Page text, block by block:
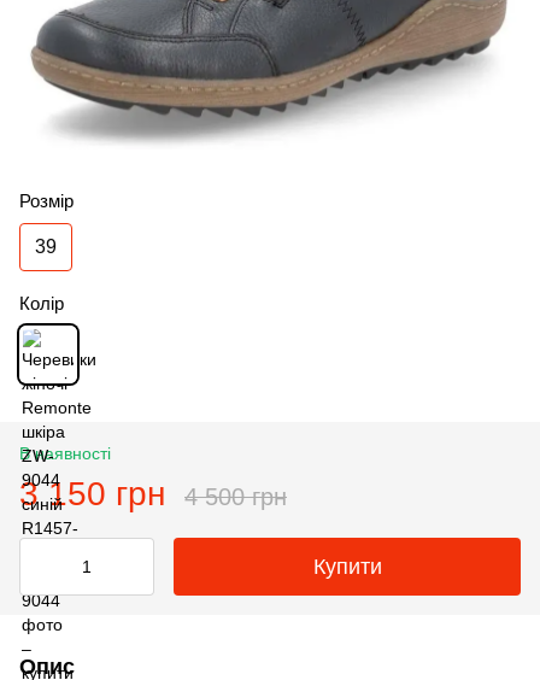
Розмір
39
Колір
В наявності
3 150 грн 4 500 грн
Купити
Опис